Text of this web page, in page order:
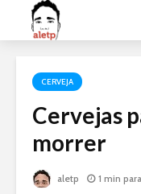
CERVEJA
Cervejas
morrer
aletp 1 min